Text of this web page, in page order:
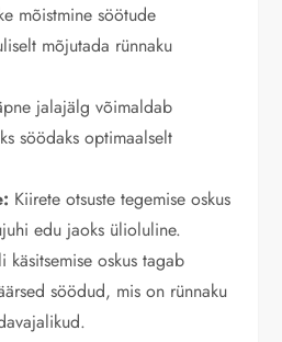
mõistmine söötude
mõjutada rünnaku
jalajälg võimaldab
söödaks optimaalselt
Kiirete otsuste tegemise oskus
edu jaoks ülioluline.
käsitsemise oskus tagab
söödud, mis on rünnaku